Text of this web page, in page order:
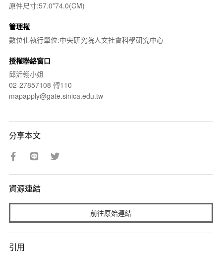
原件尺寸:57.0*74.0(CM)
管理權
數位化執行單位:中央研究院人文社會科學研究中心
授權聯絡窗口
邱沂翎小姐
02-27857108 轉110
mapapply@gate.sinica.edu.tw
分享本文
資源連結
前往原始連結
引用